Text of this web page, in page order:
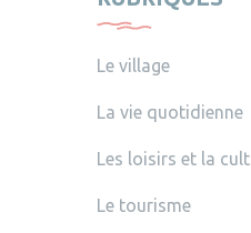
Le village
La vie quotidienne
Les loisirs et la
Le tourisme